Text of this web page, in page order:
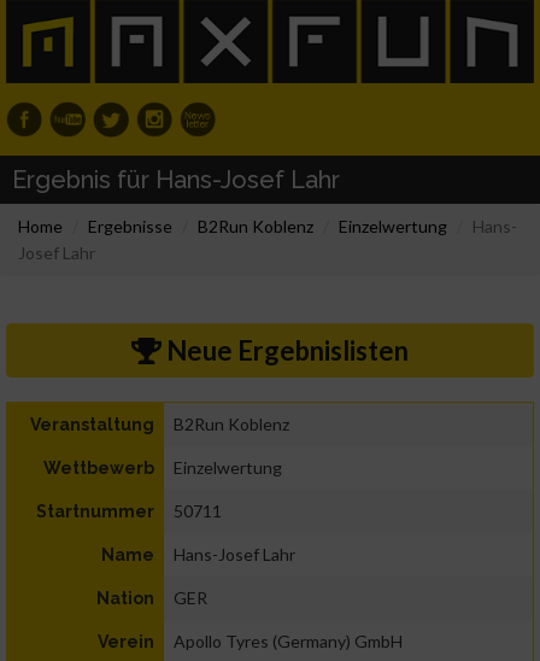
Ergebnis für Hans-Josef Lahr
Home Ergebnisse B2Run Koblenz Einzelwertung
Hans-
Josef Lahr
Neue Ergebnislisten
Veranstaltung B2Run Koblenz
Wettbewerb Einzelwertung
Startnummer 50711
Name Hans-Josef Lahr
Nation GER
Verein Apollo Tyres (Germany) GmbH